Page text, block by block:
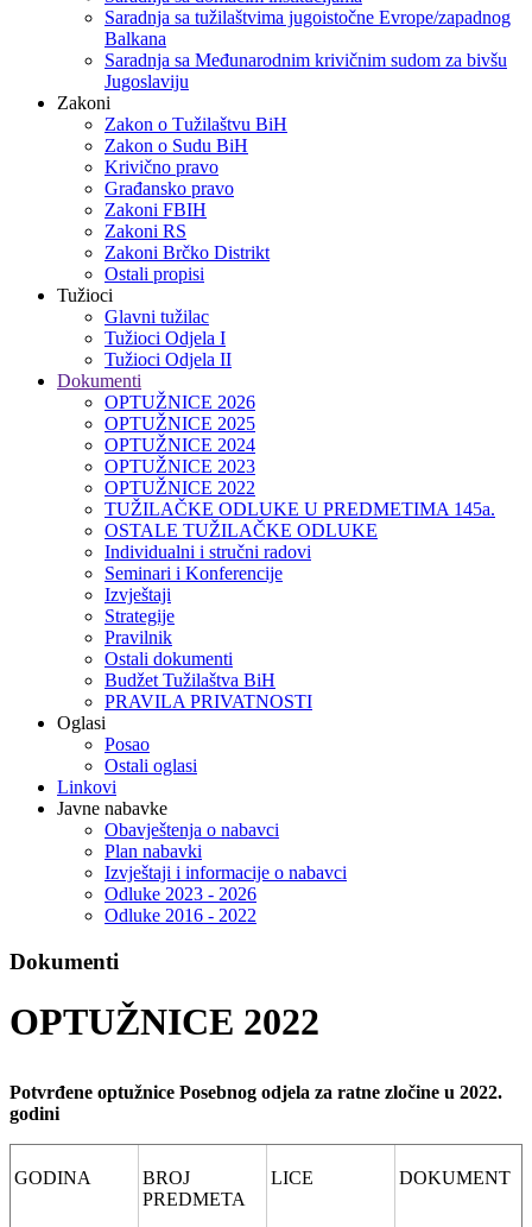
Saradnja sa tužilaštvima jugoistočne Evrope/zapadnog
Balkana
Saradnja sa Međunarodnim krivičnim sudom za bivšu
Jugoslaviju
Zakoni
Zakon o Тužilaštvu BiH
Zakon o Sudu BiH
Krivično pravo
Građansko pravo
Zakoni FBIH
Zakoni RS
Zakoni Brčko Distrikt
Ostali propisi
Tužioci
Glavni tužilac
Tužioci Odjela I
Tužioci Odjela II
Dokumenti
OPTUŽNICE 2026
OPTUŽNICE 2025
OPTUŽNICE 2024
OPTUŽNICE 2023
OPTUŽNICE 2022
TUŽILAČKE ODLUKE U PREDMETIMA 145a.
OSTALE TUŽILAČKE ODLUKE
Individualni i stručni radovi
Seminari i Konferencije
Izvještaji
Strategije
Pravilnik
Ostali dokumenti
Budžet Tužilaštva BiH
PRAVILA PRIVATNOSTI
Oglasi
Posao
Ostali oglasi
Linkovi
Javne nabavke
Obavještenja o nabavci
Plan nabavki
Izvještaji i informacije o nabavci
Odluke 2023 - 2026
Odluke 2016 - 2022
Dokumenti
OPTUŽNICE 2022
Potvrđene optužnice Posebnog odjela za ratne zločine u 2022.
godini
GODINA
BROJ
PREDMETA
LICE DOKUMENT